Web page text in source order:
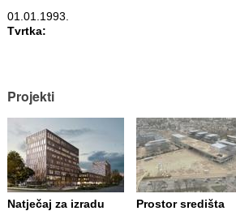
01.01.1993.
Tvrtka:
Projekti
Natječaj za izradu
Prostor središta